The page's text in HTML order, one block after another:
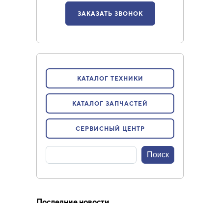
ЗАКАЗАТЬ ЗВОНОК
КАТАЛОГ ТЕХНИКИ
КАТАЛОГ ЗАПЧАСТЕЙ
СЕРВИСНЫЙ ЦЕНТР